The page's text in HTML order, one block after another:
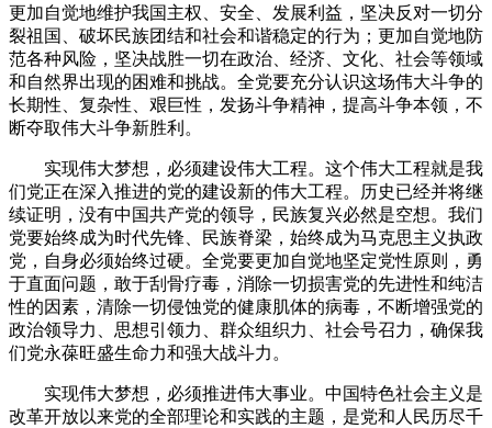
更加自觉地维护我国主权、安全、发展利益，坚决反对一切分
裂祖国、破坏民族团结和社会和谐稳定的行为；更加自觉地防
范各种风险，坚决战胜一切在政治、经济、文化、社会等领域
和自然界出现的困难和挑战。全党要充分认识这场伟大斗争的
长期性、复杂性、艰巨性，发扬斗争精神，提高斗争本领，不
断夺取伟大斗争新胜利。
实现伟大梦想，必须建设伟大工程。这个伟大工程就是我
们党正在深入推进的党的建设新的伟大工程。历史已经并将继
续证明，没有中国共产党的领导，民族复兴必然是空想。我们
党要始终成为时代先锋、民族脊梁，始终成为马克思主义执政
党，自身必须始终过硬。全党要更加自觉地坚定党性原则，勇
于直面问题，敢于刮骨疗毒，消除一切损害党的先进性和纯洁
性的因素，清除一切侵蚀党的健康肌体的病毒，不断增强党的
政治领导力、思想引领力、群众组织力、社会号召力，确保我
们党永葆旺盛生命力和强大战斗力。
实现伟大梦想，必须推进伟大事业。中国特色社会主义是
改革开放以来党的全部理论和实践的主题，是党和人民历尽千